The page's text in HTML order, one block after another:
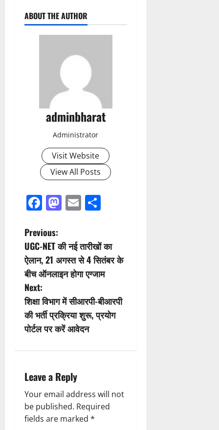
ABOUT THE AUTHOR
adminbharat
Administrator
Visit Website
View All Posts
Facebook
Mastodon
Email
P
o
s
t
n
a
i
g
a
Previous:
UGC-NET की नई तारीखों का
ऐलान, 21 अगस्त से 4 सितंबर के
बीच ऑनलाइन होगा एग्जाम
Next:
शिक्षा विभाग में सीआरपी-बीआरपी
की भर्ती प्रक्रिया शुरू, प्रयोग
पोर्टल पर करें आवेदन
Leave a Reply
Your email address will not
be published. Required
fields are marked *